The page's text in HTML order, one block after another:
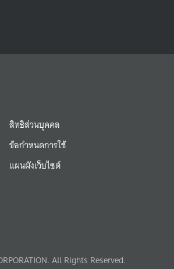
สิทธิส่วนบุคคล
ข้อกำหนดการใช้
แผนผังเว็บไซต์
All Rights Reserved.